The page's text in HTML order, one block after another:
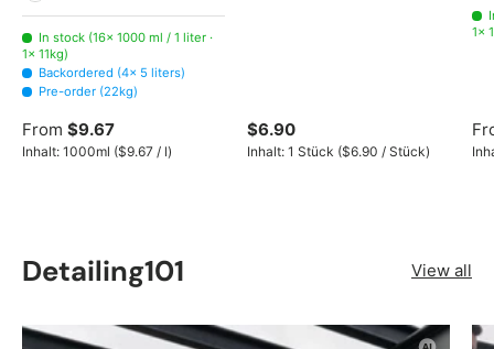
225kg
In stock (16× 1000 ml / 1 liter ·
1× 11kg)
Backordered (4× 5 liters)
Pre-order (22kg)
From $9.67
Inhalt: 1000ml Unit price
($9.67 / l)
$6.90
Inhalt: 1 Stück Unit price
($6.90 / Stück)
1×
Detailing101 View all